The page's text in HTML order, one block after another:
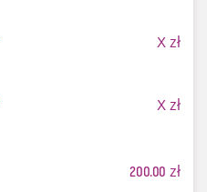
Xzł
Xzł
200.00 zł